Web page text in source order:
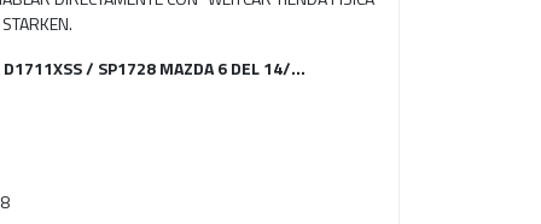
/ SP1728 MAZDA 6 DEL 14/...